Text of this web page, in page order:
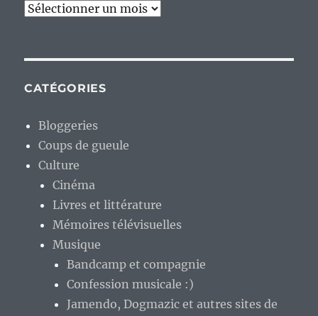
Archives
CATÉGORIES
Bloggeries
Coups de gueule
Culture
Cinéma
Livres et littérature
Mémoires télévisuelles
Musique
Bandcamp et compagnie
Confession musicale :)
Jamendo, Dogmazic et autres sites de